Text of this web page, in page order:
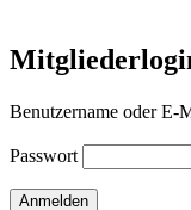
Benutzername oder E-
Passwort